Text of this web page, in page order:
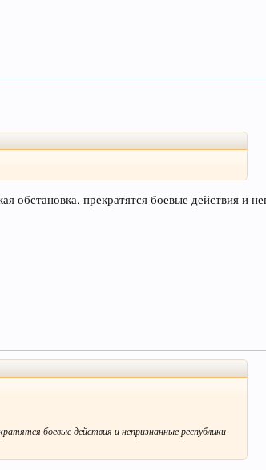
обстановка, прекратятся боевые действия и
боевые действия и непризнанные республики